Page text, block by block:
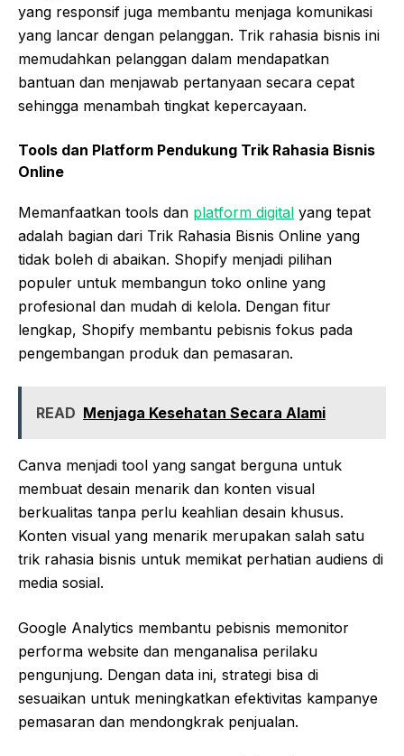
yang responsif juga membantu menjaga komunikasi
yang lancar dengan pelanggan. Trik rahasia bisnis ini
memudahkan pelanggan dalam mendapatkan
bantuan dan menjawab pertanyaan secara cepat
sehingga menambah tingkat kepercayaan.
Tools dan Platform Pendukung Trik Rahasia Bisnis
Online
Memanfaatkan tools dan platform digital yang tepat
adalah bagian dari Trik Rahasia Bisnis Online yang
tidak boleh di abaikan. Shopify menjadi pilihan
populer untuk membangun toko online yang
profesional dan mudah di kelola. Dengan fitur
lengkap, Shopify membantu pebisnis fokus pada
pengembangan produk dan pemasaran.
READ Menjaga Kesehatan Secara Alami
Canva menjadi tool yang sangat berguna untuk
membuat desain menarik dan konten visual
berkualitas tanpa perlu keahlian desain khusus.
Konten visual yang menarik merupakan salah satu
trik rahasia bisnis untuk memikat perhatian audiens di
media sosial.
Google Analytics membantu pebisnis memonitor
performa website dan menganalisa perilaku
pengunjung. Dengan data ini, strategi bisa di
sesuaikan untuk meningkatkan efektivitas kampanye
pemasaran dan mendongkrak penjualan.